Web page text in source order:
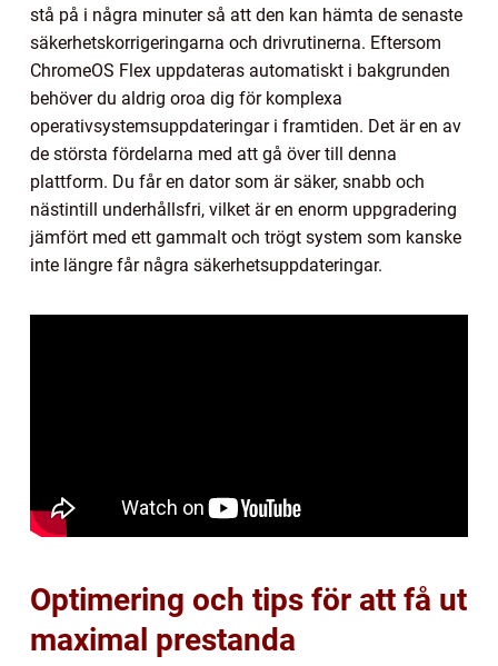
stå på i några minuter så att den kan hämta de senaste
säkerhetskorrigeringarna och drivrutinerna. Eftersom
ChromeOS Flex uppdateras automatiskt i bakgrunden
behöver du aldrig oroa dig för komplexa
operativsystemsuppdateringar i framtiden. Det är en av
de största fördelarna med att gå över till denna
plattform. Du får en dator som är säker, snabb och
nästintill underhållsfri, vilket är en enorm uppgradering
jämfört med ett gammalt och trögt system som kanske
inte längre får några säkerhetsuppdateringar.
Optimering och tips för att få ut
maximal prestanda